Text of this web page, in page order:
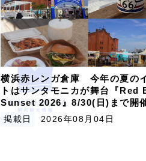
横浜赤レンガ倉庫 今年の夏の
トはサンタモニカが舞台『Red
Sunset 2026』8/30(日)まで開
掲載日 2026年08月04日